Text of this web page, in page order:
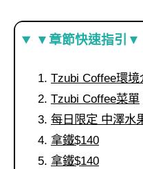
▼章節快速指引▼
Tzubi Coffee環境
Tzubi Coffee菜單
每日限定 中澤水
拿鐵$140
拿鐵$140